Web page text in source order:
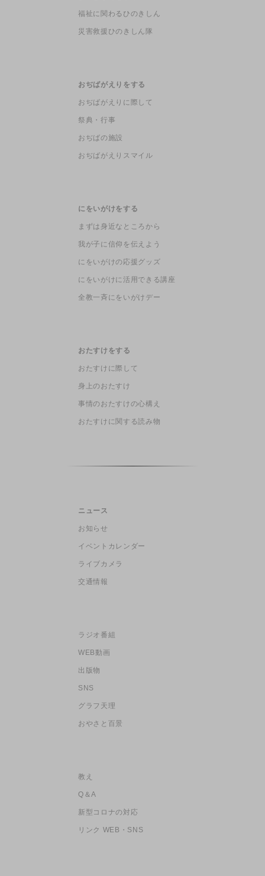
福祉に関わるひのきしん
災害救援ひのきしん隊
おぢばがえりをする
おぢばがえりに際して
祭典・行事
おぢばの施設
おぢばがえりスマイル
にをいがけをする
まずは身近なところから
我が子に信仰を伝えよう
にをいがけの応援グッズ
にをいがけに活用できる講座
全教一斉にをいがけデー
おたすけをする
おたすけに際して
身上のおたすけ
事情のおたすけの心構え
おたすけに関する読み物
ニュース
お知らせ
イベントカレンダー
ライブカメラ
交通情報
ラジオ番組
WEB動画
出版物
SNS
グラフ天理
おやさと百景
教え
Q＆A
新型コロナの対応
リンク WEB・SNS